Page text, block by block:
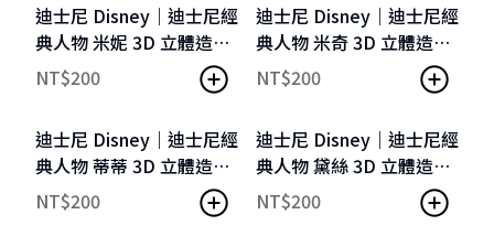
迪士尼 Disney｜迪士尼經
典人物 米妮 3D 立體造型
一卡通
NT$200
迪士尼 Disney｜迪士尼經
典人物 米奇 3D 立體造型
一卡通
NT$200
迪士尼 Disney｜迪士尼經
典人物 蒂蒂 3D 立體造型
一卡通
NT$200
迪士尼 Disney｜迪士尼經
典人物 黛絲 3D 立體造型
一卡通
NT$200